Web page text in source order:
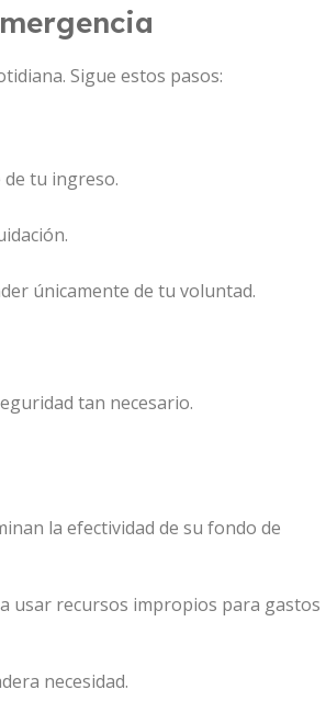
Sigue estos pasos:
tu ingreso.
únicamente de tu voluntad.
tan necesario.
la efectividad de su fondo de
usar recursos impropios para gastos
necesidad.